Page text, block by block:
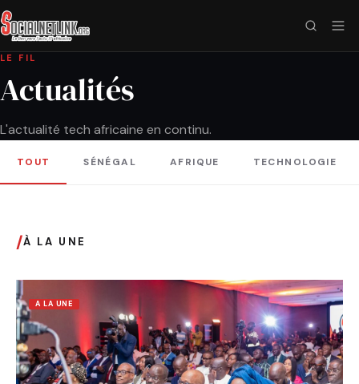
LE FIL
Actualités
L'actualité tech africaine en continu.
TOUT SÉNÉGAL AFRIQUE TECHNOLOGIE
/À LA UNE
A LA UNE